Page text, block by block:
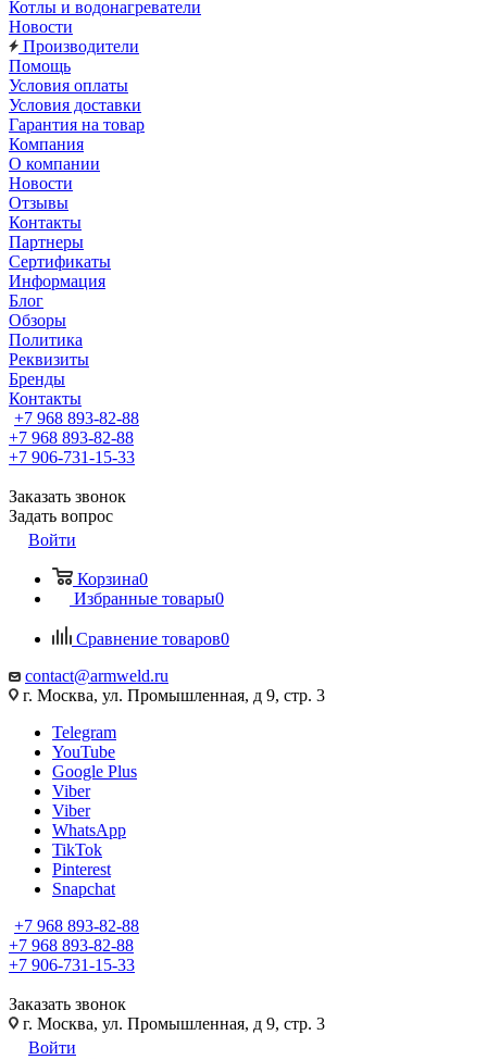
Котлы и водонагреватели
Новости
Производители
Помощь
Условия оплаты
Условия доставки
Гарантия на товар
Компания
О компании
Новости
Отзывы
Контакты
Партнеры
Сертификаты
Информация
Блог
Обзоры
Политика
Реквизиты
Бренды
Контакты
+7 968 893-82-88
+7 968 893-82-88
+7 906-731-15-33
Заказать звонок
Задать вопрос
Войти
Корзина0
Избранные товары0
Сравнение товаров0
contact@armweld.ru
г. Москва, ул. Промышленная, д 9, стр. 3
Telegram
YouTube
Google Plus
Viber
Viber
WhatsApp
TikTok
Pinterest
Snapchat
+7 968 893-82-88
+7 968 893-82-88
+7 906-731-15-33
Заказать звонок
г. Москва, ул. Промышленная, д 9, стр. 3
Войти